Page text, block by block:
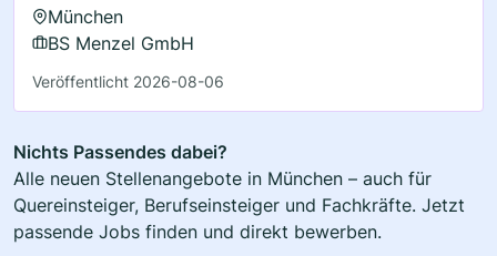
München
BS Menzel GmbH
Veröffentlicht 2026-08-06
Nichts Passendes dabei?
Alle neuen Stellenangebote in München – auch für
Quereinsteiger, Berufseinsteiger und Fachkräfte. Jetzt
passende Jobs finden und direkt bewerben.